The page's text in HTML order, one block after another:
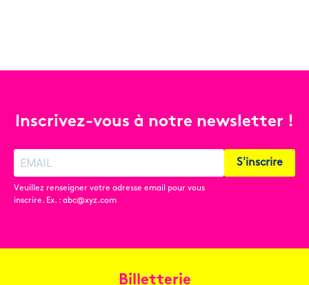
Inscrivez-vous à notre newsletter !
Veuillez renseigner votre adresse email pour vous
inscrire. Ex. : abc@xyz.com
S'inscrire
Billetterie